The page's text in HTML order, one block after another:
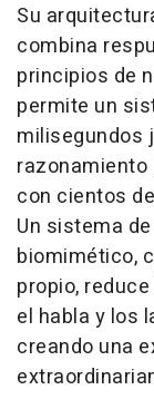
Su
combina
principios de
permite un
milisegundos
con cientos
Un sistema
biomimético,
propio,
el habla y los
creando una